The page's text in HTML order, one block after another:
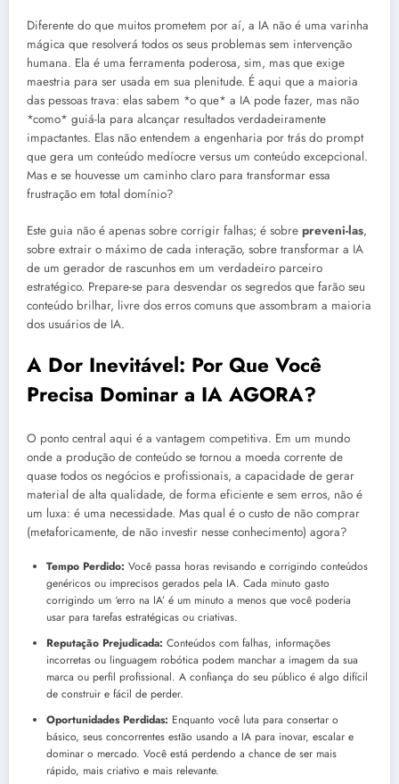
Diferente do que muitos prometem por aí, a IA não é uma varinha
mágica que resolverá todos os seus problemas sem intervenção
humana. Ela é uma ferramenta poderosa, sim, mas que exige
maestria para ser usada em sua plenitude. É aqui que a maioria
das pessoas trava: elas sabem *o que* a IA pode fazer, mas não
*como* guiá-la para alcançar resultados verdadeiramente
impactantes. Elas não entendem a engenharia por trás do prompt
que gera um conteúdo medíocre versus um conteúdo excepcional.
Mas e se houvesse um caminho claro para transformar essa
frustração em total domínio?
Este guia não é apenas sobre corrigir falhas; é sobre preveni-las,
sobre extrair o máximo de cada interação, sobre transformar a IA
de um gerador de rascunhos em um verdadeiro parceiro
estratégico. Prepare-se para desvendar os segredos que farão seu
conteúdo brilhar, livre dos erros comuns que assombram a maioria
dos usuários de IA.
A Dor Inevitável: Por Que Você
Precisa Dominar a IA AGORA?
O ponto central aqui é a vantagem competitiva. Em um mundo
onde a produção de conteúdo se tornou a moeda corrente de
quase todos os negócios e profissionais, a capacidade de gerar
material de alta qualidade, de forma eficiente e sem erros, não é
um luxa: é uma necessidade. Mas qual é o custo de não comprar
(metaforicamente, de não investir nesse conhecimento) agora?
Tempo Perdido: Você passa horas revisando e corrigindo conteúdos
genéricos ou imprecisos gerados pela IA. Cada minuto gasto
corrigindo um ‘erro na IA’ é um minuto a menos que você poderia
usar para tarefas estratégicas ou criativas.
Reputação Prejudicada: Conteúdos com falhas, informações
incorretas ou linguagem robótica podem manchar a imagem da sua
marca ou perfil profissional. A confiança do seu público é algo difícil
de construir e fácil de perder.
Oportunidades Perdidas: Enquanto você luta para consertar o
básico, seus concorrentes estão usando a IA para inovar, escalar e
dominar o mercado. Você está perdendo a chance de ser mais
rápido, mais criativo e mais relevante.